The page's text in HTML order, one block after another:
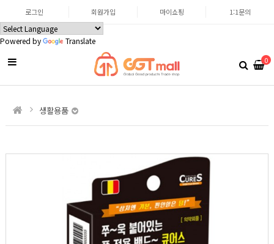
Powered by Translate
로그인 회원가입 마이쇼핑 1:1문의
0
생활용품